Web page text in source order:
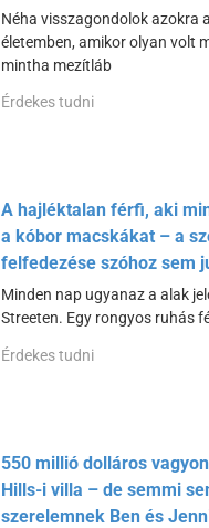
Néha visszagondolok azokra
életemben, amikor olyan volt
mintha mezítláb
Érdekes tudni
A hajléktalan férfi, aki
a kóbor macskákat – a
felfedezése szóhoz sem
Minden nap ugyanaz a alak
Streeten. Egy rongyos ruhás
Érdekes tudni
550 millió dolláros
Hills-i villa – de semmi
szerelemnek Ben és